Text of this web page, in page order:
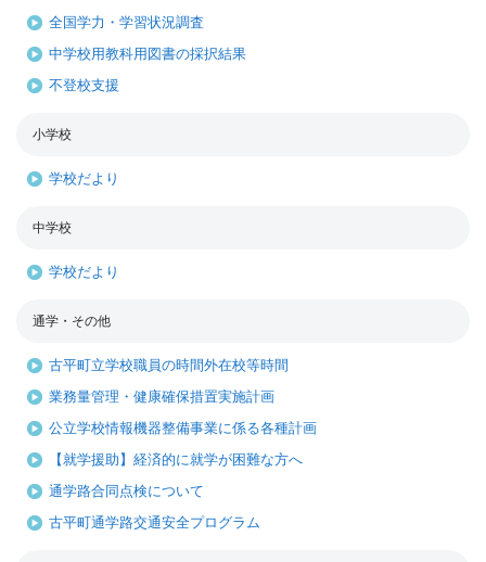
全国学力・学習状況調査
中学校用教科用図書の採択結果
不登校支援
小学校
学校だより
中学校
学校だより
通学・その他
古平町立学校職員の時間外在校等時間
業務量管理・健康確保措置実施計画
公立学校情報機器整備事業に係る各種計画
【就学援助】経済的に就学が困難な方へ
通学路合同点検について
古平町通学路交通安全プログラム